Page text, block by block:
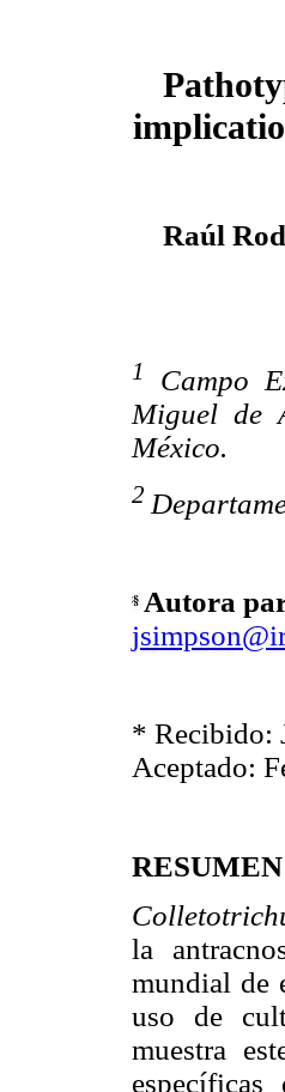
Raúl
1 Campo
Miguel de
México.
2
Autora
* Recibido:
Aceptado:
RESUMEN
la
mundial de
uso de
muestra